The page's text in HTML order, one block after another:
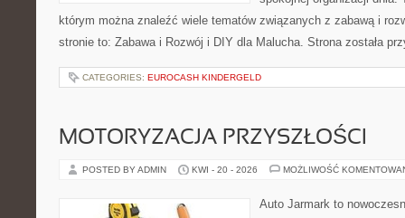
którym można znaleźć wiele tematów związanych z zabawą i
stronie to: Zabawa i Rozwój i DIY dla Malucha. Strona została
CATEGORIES: EUROCASH KINDERGELD
MOTORYZACJA PRZYSZŁOŚCI
POSTED BY ADMIN KWI - 20 - 2026 MOŻLIWOŚĆ
Auto Jarmark to